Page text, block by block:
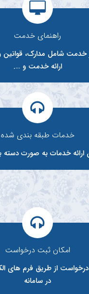
راهنمای خدمت
خدمت شامل مدارک، قوانین
ارائه خدمت و ….
خدمات طبقه بندی شده
ارائه خدمات به صورت
امکان ثبت درخواست
از طریق فرم های
در سامانه